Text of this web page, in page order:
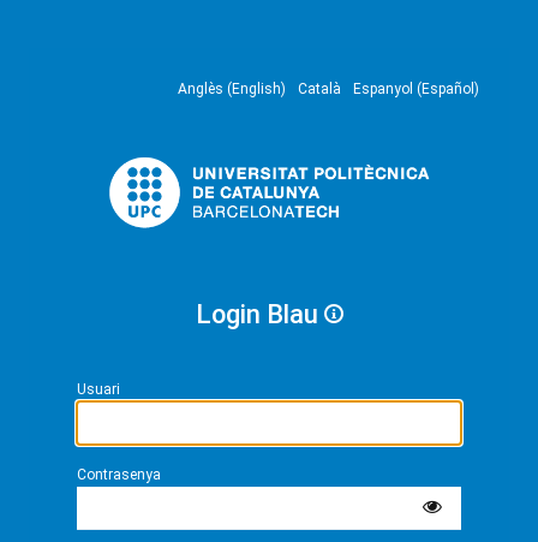
Anglès (English) Català Espanyol (Español)
Login Blau
Usuari
Contrasenya